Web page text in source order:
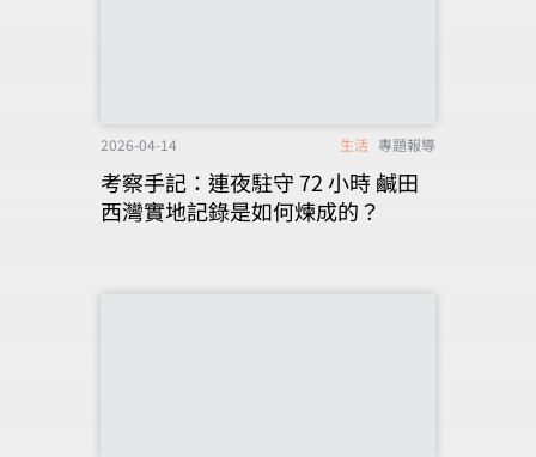
2026-04-14 生活 專題報導
考察手記：連夜駐守 72 小時 鹹田
西灣實地記錄是如何煉成的？